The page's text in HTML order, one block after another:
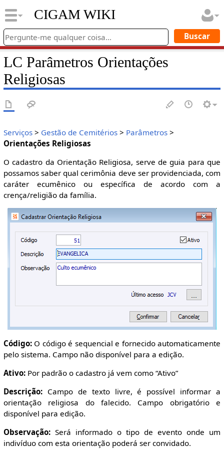
CIGAM WIKI
LC Parâmetros Orientações
Religiosas
Serviços> Gestão de Cemitérios> Parâmetros>
Orientações Religiosas
O cadastro da Orientação Religiosa, serve de guia para que
possamos saber qual cerimônia deve ser providenciada, com
caráter ecumênico ou específica de acordo com a
crença/religião da família.
Código:O código é sequencial e fornecido automaticamente
pelo sistema. Campo não disponível para a edição.
Ativo:Por padrão o cadastro já vem como “Ativo”
Descrição:Campo de texto livre, é possível informar a
orientação religiosa do falecido. Campo obrigatório e
disponível para edição.
Observação:Será informado o tipo de evento onde um
indivíduo com esta orientação poderá ser convidado.